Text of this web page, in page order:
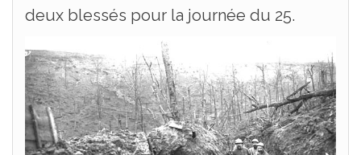
deux blessés pour la journée du 25.